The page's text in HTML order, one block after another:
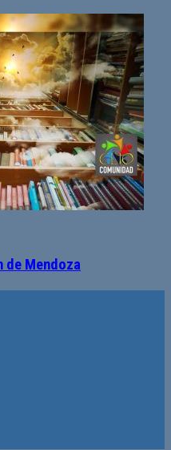
de Mendoza